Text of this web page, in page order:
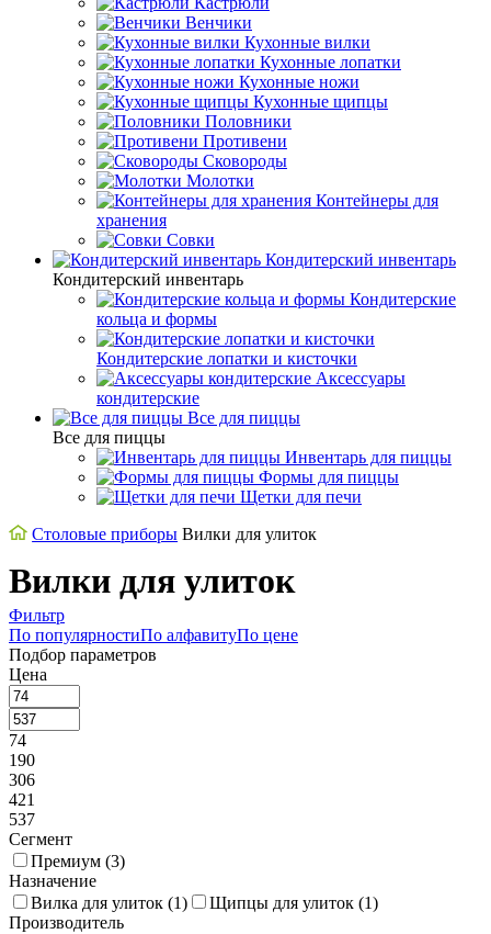
Венчики
Кухонные вилки
Кухонные лопатки
Кухонные ножи
Кухонные щипцы
Половники
Противени
Сковороды
Молотки
Контейнеры для
хранения
Совки
Кондитерский инвентарь
Кондитерский инвентарь
Кондитерские
кольца и формы
Кондитерские лопатки и кисточки
Аксессуары
кондитерские
Все для пиццы
Все для пиццы
Инвентарь для пиццы
Формы для пиццы
Щетки для печи
Cтоловые приборы Вилки для улиток
Вилки для улиток
Фильтр
По популярностиПо алфавитуПо цене
Подбор параметров
Цена
74
190
306
421
537
Сегмент
Премиум (3)
Назначение
Вилка для улиток (1) Щипцы для улиток (1)
Производитель